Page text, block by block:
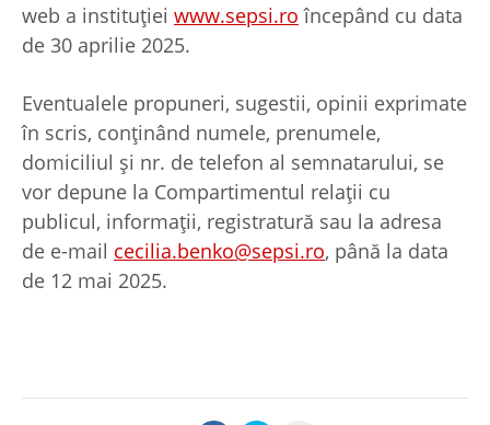
web a instituţiei www.sepsi.ro începând cu data
de 30 aprilie 2025.
Eventualele propuneri, sugestii, opinii exprimate
în scris, conţinând numele, prenumele,
domiciliul şi nr. de telefon al semnatarului, se
vor depune la Compartimentul relaţii cu
publicul, informaţii, registratură sau la adresa
de e-mail cecilia.benko@sepsi.ro, până la data
de 12 mai 2025.